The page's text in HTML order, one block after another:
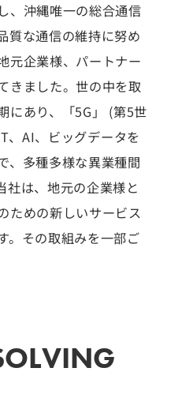
、沖縄唯一の総合通信
質な通信の維持に努め
元企業様、パートナー
きました。世の中を取
にあり、「5G」 (第5世
、AI、ビッグデータを
、多種多様な異業種間
社は、地元の企業様と
ための新しいサービス
。その取組みを一部ご